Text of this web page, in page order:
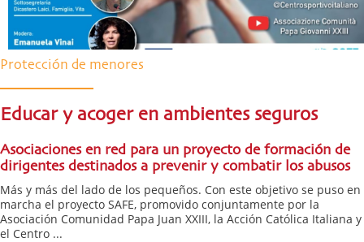
Protección de menores
Educar y acoger en ambientes seguros
Asociaciones en red para un proyecto de formación de
dirigentes destinados a prevenir y combatir los abusos
Más y más del lado de los pequeños. Con este objetivo se puso en
marcha el proyecto SAFE, promovido conjuntamente por la
Asociación Comunidad Papa Juan XXIII, la Acción Católica Italiana y
el Centro ...